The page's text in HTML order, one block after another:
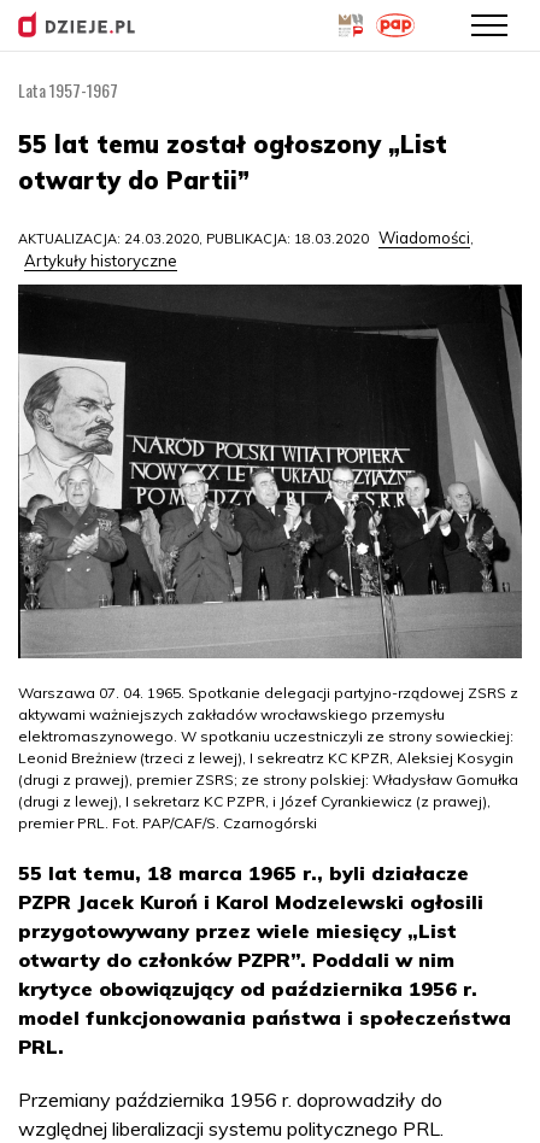
treści
Lata 1957-1967
55 lat temu został ogłoszony „List
otwarty do Partii”
AKTUALIZACJA: 24.03.2020, PUBLIKACJA: 18.03.2020 Wiadomości,
Artykuły historyczne
Warszawa 07. 04. 1965. Spotkanie delegacji partyjno-rządowej ZSRS z
aktywami ważniejszych zakładów wrocławskiego przemysłu
elektromaszynowego. W spotkaniu uczestniczyli ze strony sowieckiej:
Leonid Breżniew (trzeci z lewej), I sekreatrz KC KPZR, Aleksiej Kosygin
(drugi z prawej), premier ZSRS; ze strony polskiej: Władysław Gomułka
(drugi z lewej), I sekretarz KC PZPR, i Józef Cyrankiewicz (z prawej),
premier PRL. Fot. PAP/CAF/S. Czarnogórski
55 lat temu, 18 marca 1965 r., byli działacze
PZPR Jacek Kuroń i Karol Modzelewski ogłosili
przygotowywany przez wiele miesięcy „List
otwarty do członków PZPR”. Poddali w nim
krytyce obowiązujący od października 1956 r.
model funkcjonowania państwa i społeczeństwa
PRL.
Przemiany października 1956 r. doprowadziły do
względnej liberalizacji systemu politycznego PRL.